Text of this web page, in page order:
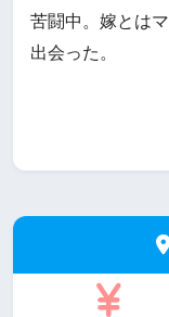
苦闘中。嫁とは
出会った。